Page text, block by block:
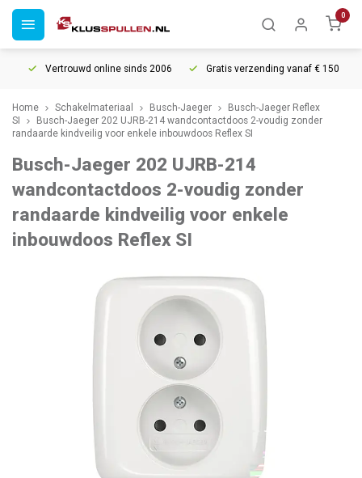
0
Vertrouwd online sinds 2006 Gratis verzending vanaf € 150
Home Schakelmateriaal Busch-Jaeger
Busch-Jaeger Reflex
SI
Busch-Jaeger 202 UJRB-214 wandcontactdoos 2-voudig zonder
randaarde kindveilig voor enkele inbouwdoos Reflex SI
Busch-Jaeger 202 UJRB-214
wandcontactdoos 2-voudig zonder
randaarde kindveilig voor enkele
inbouwdoos Reflex SI